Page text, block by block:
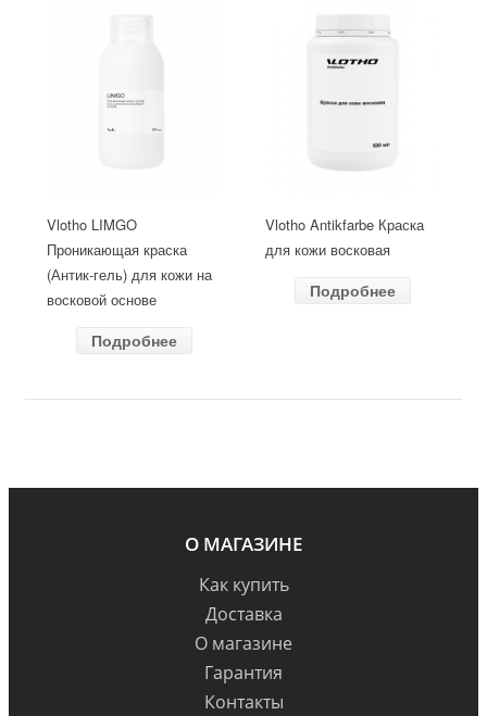
Vlotho LIMGO
Проникающая краска
(Антик-гель) для кожи на
восковой основе
Подробнее
Vlotho Antikfarbe Краска
для кожи восковая
Подробнее
О МАГАЗИНЕ
Как купить
Доставка
О магазине
Гарантия
Контакты